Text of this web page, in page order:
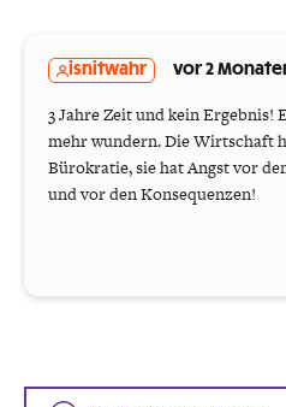
isnitwahr vor 2
3 Jahre Zeit und kein Ergebnis!
mehr wundern. Die Wirtschaft
Bürokratie, sie hat Angst vor
und vor den Konsequenzen!